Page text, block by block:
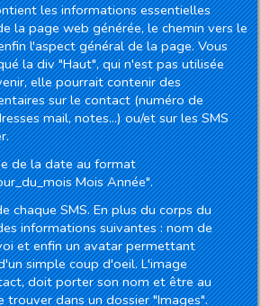
les informations essentielles
la page web générée, le chemin vers le
l'aspect général de la page. Vous
la div "Haut", qui n'est pas utilisée
elle pourrait contenir des
sur le contact (numéro de
mail, notes...) ou/et sur les SMS
de la date au format
Mois Année".
chaque SMS. En plus du corps du
informations suivantes : nom de
et enfin un avatar permettant
simple coup d'oeil. L'image
doit porter son nom et être au
trouver dans un dossier "Images".